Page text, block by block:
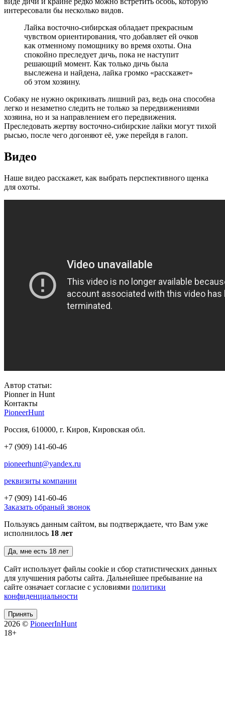
интересовали бы несколько видов.
Лайка восточно-сибирская обладает прекрасным
чувством ориентирования, что добавляет ей очков
как отменному помощнику во время охоты. Она
спокойно преследует дичь, пока не наступит
решающий момент. Как только дичь была
выслежена и найдена, лайка громко «расскажет»
об этом хозяину.
Собаку не нужно окрикивать лишний раз, ведь она способна
легко и незаметно следить не только за передвижениями
хозяина, но и за направлением его передвижения.
Преследовать жертву восточно-сибирские лайки могут тихой
рысью, после чего догоняют её, уже перейдя в галоп.
Видео
Наше видео расскажет, как выбрать перспективного щенка
для охоты.
Автор статьи:
Pionner in Hunt
Контакты
PioneerHunt
Россия, 610000, г. Киров, Кировская обл.
+7 (909) 141-60-46
pioneerhunt@yandex.ru
реквизиты компании
+7 (909) 141-60-46
Заказать обраный звонок
Пользуясь данным сайтом, вы подтверждаете, что Вам уже
исполнилось 18 лет
Да, мне есть 18 лет
Сайт использует файлы cookie и сбор статистических данных
для улучшения работы сайта. Дальнейшее пребывание на
сайте означает согласие с условиями политики
конфиденциальности
Принять
2026 © PioneerInHunt
18+